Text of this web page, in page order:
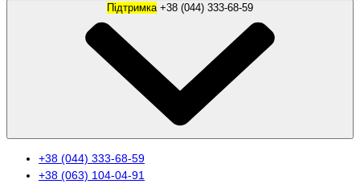
Підтримка
+38 (044) 333-68-59
+38 (063) 104-04-91